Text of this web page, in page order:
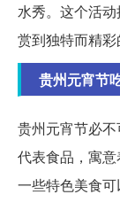
水秀。这个活
赏到独特而精彩
贵州元宵节
贵州元宵节必
代表食品，寓
一些特色美食可